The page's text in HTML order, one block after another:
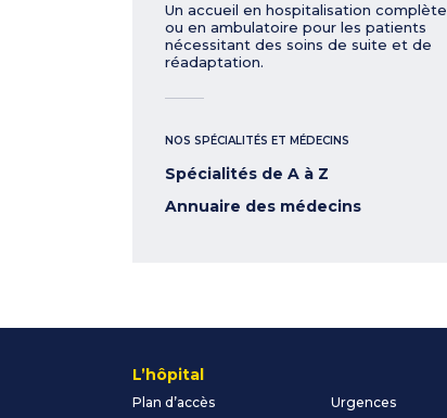
Un accueil en hospitalisation complète
ou en ambulatoire pour les patients
nécessitant des soins de suite et de
réadaptation.
NOS SPÉCIALITÉS ET MÉDECINS
Spécialités de A à Z
Annuaire des médecins
L’hôpital
Plan d’accès Urgences